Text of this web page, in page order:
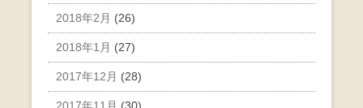
2018年2月 (26)
2018年1月 (27)
2017年12月 (28)
2017年11月 (30)